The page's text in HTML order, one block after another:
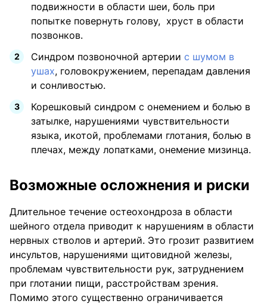
подвижности в области шеи, боль при
попытке повернуть голову, хруст в области
позвонков.
Синдром позвоночной артерии с шумом в
ушах, головокружением, перепадам давления
и сонливостью.
Корешковый синдром с онемением и болью в
затылке, нарушениями чувствительности
языка, икотой, проблемами глотания, болью в
плечах, между лопатками, онемение мизинца.
Возможные осложнения и риски
Длительное течение остеохондроза в области
шейного отдела приводит к нарушениям в области
нервных стволов и артерий. Это грозит развитием
инсультов, нарушениями щитовидной железы,
проблемам чувствительности рук, затруднением
при глотании пищи, расстройствам зрения.
Помимо этого существенно ограничивается